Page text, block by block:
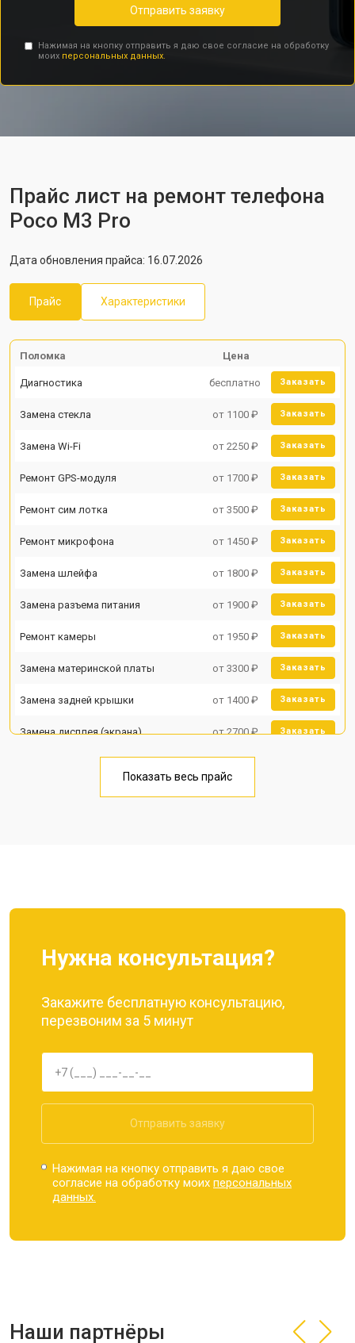
Отправить заявку
Нажимая на кнопку отправить я даю свое согласие на обработку
моих персональных данных.
Прайс лист на ремонт телефона
Poco M3 Pro
Дата обновления прайса: 16.07.2026
Прайс Характеристики
Поломка Цена
Диагностика бесплатно Заказать
Замена стекла от 1100 ₽ Заказать
Замена Wi-Fi от 2250 ₽ Заказать
Ремонт GPS-модуля от 1700 ₽ Заказать
Ремонт сим лотка от 3500 ₽ Заказать
Ремонт микрофона от 1450 ₽ Заказать
Замена шлейфа от 1800 ₽ Заказать
Замена разъема питания от 1900 ₽ Заказать
Ремонт камеры от 1950 ₽ Заказать
Замена материнской платы от 3300 ₽ Заказать
Замена задней крышки от 1400 ₽ Заказать
Замена дисплея (экрана) от 2700 ₽ Заказать
Замена кнопки включения от 1750 ₽
Показать весь прайс
Нужна консультация?
Закажите бесплатную консультацию,
перезвоним за 5 минут
Отправить заявку
Нажимая на кнопку отправить я даю свое
согласие на обработку моихперсональных
данных.
Наши партнёры